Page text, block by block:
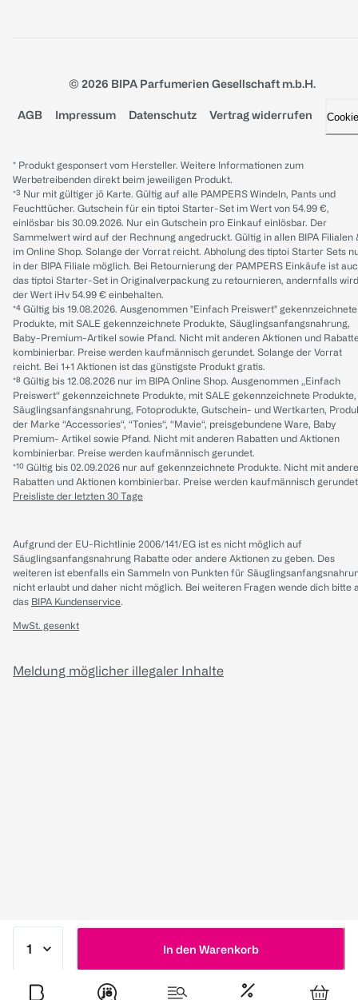
In den Warenkorb
© 2026 BIPA Parfumerien Gesellschaft m.b.H.
AGB Impressum Datenschutz Vertrag widerrufen
* Produkt gesponsert vom Hersteller. Weitere Informationen zum
Werbetreibenden direkt beim jeweiligen Produkt.
*³ Nur mit gültiger jö Karte. Gültig auf alle PAMPERS Windeln, Pants und
Feuchttücher. Gutschein für ein tiptoi Starter-Set im Wert von 54.99 €,
einlösbar bis 30.09.2026. Nur ein Gutschein pro Einkauf einlösbar. Der
Sammelwert wird auf der Rechnung angedruckt. Gültig in allen BIPA Filialen
im Online Shop. Solange der Vorrat reicht. Abholung des tiptoi Starter Sets
in der BIPA Filiale möglich. Bei Retournierung der PAMPERS Einkäufe ist
das tiptoi Starter-Set in Originalverpackung zu retournieren, andernfalls wird
der Wert iHv 54.99 € einbehalten.
*⁴ Gültig bis 19.08.2026. Ausgenommen "Einfach Preiswert" gekennzeichnete
Produkte, mit SALE gekennzeichnete Produkte, Säuglingsanfangsnahrung,
Baby-Premium-Artikel sowie Pfand. Nicht mit anderen Aktionen und
kombinierbar. Preise werden kaufmännisch gerundet. Solange der Vorrat
reicht. Bei 1+1 Aktionen ist das günstigste Produkt gratis.
*⁸ Gültig bis 12.08.2026 nur im BIPA Online Shop. Ausgenommen „Einfach
Preiswert“ gekennzeichnete Produkte, mit SALE gekennzeichnete Produkte,
Säuglingsanfangsnahrung, Fotoprodukte, Gutschein- und Wertkarten,
der Marke “Accessories“, “Tonies“, “Mavie“, preisgebundene Ware, Baby
Premium- Artikel sowie Pfand. Nicht mit anderen Rabatten und Aktionen
kombinierbar. Preise werden kaufmännisch gerundet.
*¹⁰ Gültig bis 02.09.2026 nur auf gekennzeichnete Produkte. Nicht mit
Rabatten und Aktionen kombinierbar. Preise werden kaufmännisch
Preisliste der letzten 30 Tage
Aufgrund der EU-Richtlinie 2006/141/EG ist es nicht möglich auf
Säuglingsanfangsnahrung Rabatte oder andere Aktionen zu geben. Des
weiteren ist ebenfalls ein Sammeln von Punkten für
nicht erlaubt und daher nicht möglich. Bei weiteren Fragen wende dich bitte
das BIPA Kundenservice.
MwSt. gesenkt
Meldung möglicher illegaler Inhalte